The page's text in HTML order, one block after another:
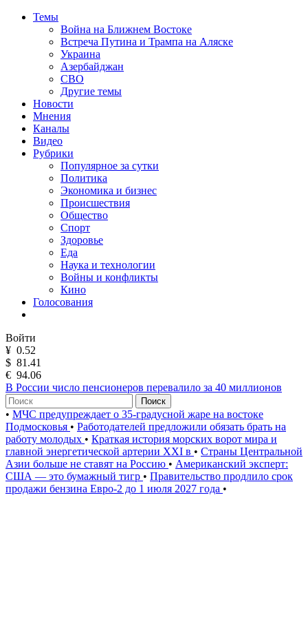
Темы
Война на Ближнем Востоке
Встреча Путина и Трампа на Аляске
Украина
Азербайджан
СВО
Другие темы
Новости
Мнения
Каналы
Видео
Рубрики
Популярное за сутки
Политика
Экономика и бизнес
Происшествия
Общество
Спорт
Здоровье
Еда
Наука и технологии
Войны и конфликты
Кино
Голосования
Войти
¥ 0.52
$ 81.41
€ 94.06
В России число пенсионеров перевалило за 40 миллионов
Поиск
• МЧС предупреждает о 35-градусной жаре на востоке
Подмосковья • Работодателей предложили обязать брать на
работу молодых • Краткая история морских ворот мира и
главной энергетической артерии XXI в • Страны Центральной
Азии больше не ставят на Россию • Американский эксперт:
США — это бумажный тигр • Правительство продлило срок
продажи бензина Евро-2 до 1 июля 2027 года •